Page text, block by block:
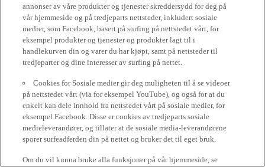
annonser av våre produkter og tjenester skreddersydd for deg på
vår hjemmeside og på tredjeparts nettsteder, inkludert sosiale
medier, som Facebook, basert på surfing på nettstedet vårt, for
eksempel produkter og tjenester og produkter lagt til i
handlekurven din og varer du har kjøpt, samt på nettsteder til
tredjeparter og dine interesser av surfing på nettet.
Cookies for Sosiale medier gir deg muligheten til å se videoer
på nettstedet vårt (via for eksempel YouTube), og også for at du
enkelt kan dele innhold fra nettstedet vårt på sosiale medier, for
eksempel Facebook. Disse er cookies av tredjeparts sosiale
medieleverandører, og tillater at de sosiale media-leverandørene
sporer surfeadferden din på nettet og bruker det til eget bruk.
Om du vil kunna bruke alla funksjoner på vår hjemmeside, se